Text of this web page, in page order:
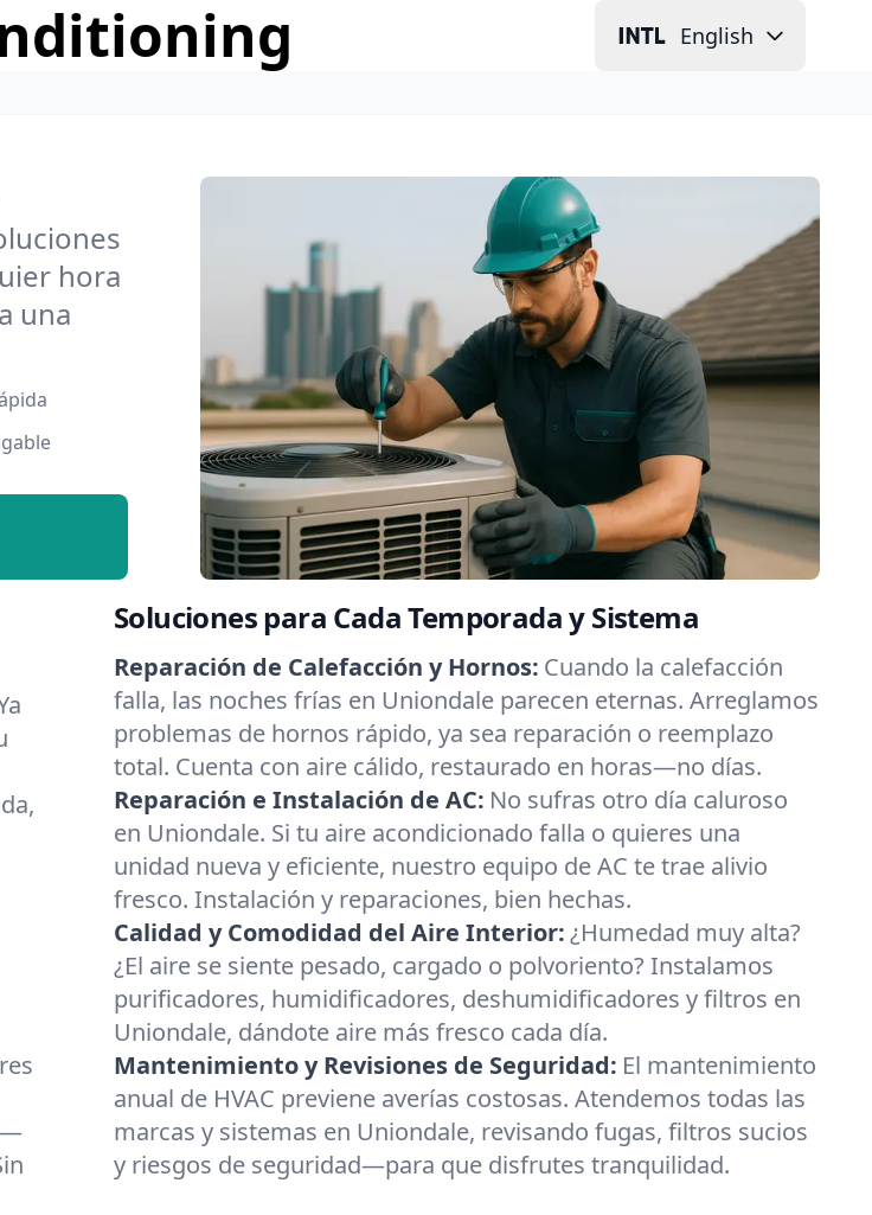
English
hora
una
Soluciones para Cada Temporada y Sistema
Reparación de Calefacción y Hornos: Cuando la calefacción
falla, las noches frías en Uniondale parecen eternas. Arreglamos
problemas de hornos rápido, ya sea reparación o reemplazo
total. Cuenta con aire cálido, restaurado en horas—no días.
Reparación e Instalación de AC: No sufras otro día caluroso
en Uniondale. Si tu aire acondicionado falla o quieres una
unidad nueva y eficiente, nuestro equipo de AC te trae alivio
fresco. Instalación y reparaciones, bien hechas.
Calidad y Comodidad del Aire Interior:¿Humedad muy alta?
¿El aire se siente pesado, cargado o polvoriento? Instalamos
purificadores, humidificadores, deshumidificadores y filtros en
Uniondale, dándote aire más fresco cada día.
Mantenimiento y Revisiones de Seguridad: El mantenimiento
anual de HVAC previene averías costosas. Atendemos todas las
marcas y sistemas en Uniondale, revisando fugas, filtros sucios
y riesgos de seguridad—para que disfrutes tranquilidad.